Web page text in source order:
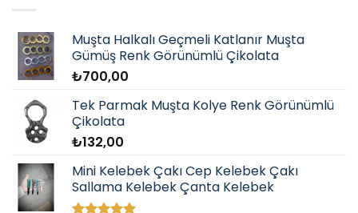
Muşta Halkalı Geçmeli Katlanır Muşta
Gümüş Renk Görünümlü Çikolata
₺700,00
Tek Parmak Muşta Kolye Renk Görünümlü
Çikolata
₺132,00
Mini Kelebek Çakı Cep Kelebek Çakı
Sallama Kelebek Çanta Kelebek